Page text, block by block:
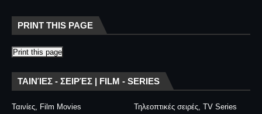
PRINT THIS PAGE
Print this page
ΤΑΙΝΊΕΣ - ΣΕΙΡΈΣ | FILM - SERIES
Ταινίες, Film Movies Τηλεοπτικές σειρές, TV Series